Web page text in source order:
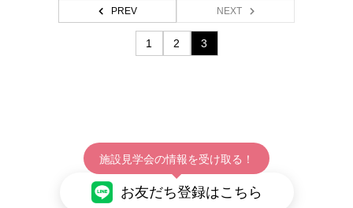
PREV NEXT
1 2 3
施設見学会の情報を受け取る！
お友だち登録はこちら